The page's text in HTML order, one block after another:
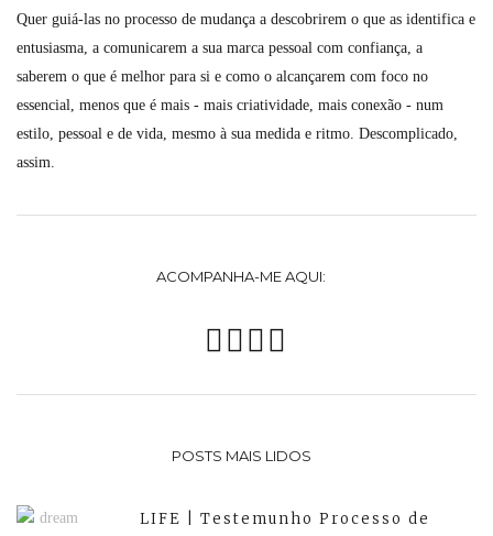
Quer guiá-las no processo de mudança a descobrirem o que as identifica e
entusiasma, a comunicarem a sua marca pessoal com confiança, a
saberem o que é melhor para si e como o alcançarem com foco no
essencial, menos que é mais - mais criatividade, mais conexão - num
estilo, pessoal e de vida, mesmo à sua medida e ritmo. Descomplicado,
assim.
ACOMPANHA-ME AQUI:
POSTS MAIS LIDOS
LIFE | Testemunho Processo de